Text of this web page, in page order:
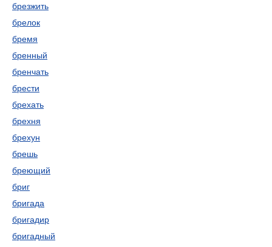
брезжить
брелок
бремя
бренный
бренчать
брести
брехать
брехня
брехун
брешь
бреющий
бриг
бригада
бригадир
бригадный